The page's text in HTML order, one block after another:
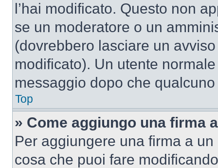
l’hai modificato. Questo non
se un moderatore o un
(dovrebbero lasciare un
modificato). Un utente
messaggio dopo che
Top
» Come aggiungo una firma
Per aggiungere una firma a
cosa che puoi fare